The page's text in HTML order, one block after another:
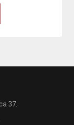
37.